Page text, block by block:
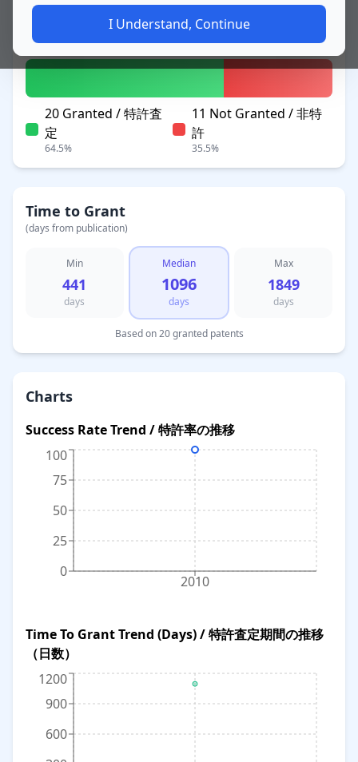
I Understand, Continue
Patent Status
20 Granted / 特許査
定
64.5%
11 Not Granted / 非特
許
35.5%
Time to Grant
(days from publication)
Min
441
days
Median
1096
days
Max
1849
days
Based on 20 granted patents
Charts
Success Rate Trend / 特許率の推移
2010
0
25
50
75
100
Time To Grant Trend (Days) / 特許査定期間の推移
（日数）
600
900
1200